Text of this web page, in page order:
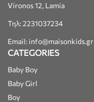
Vironos 12, Lamia
Τηλ: 2231037234
Email: info@maisonkids.gr
CATEGORIES
Baby Boy
Baby Girl
Boy